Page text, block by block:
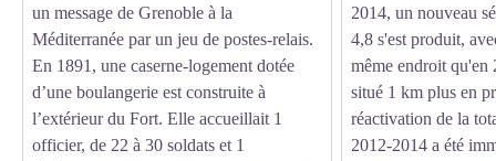
un message de Grenoble à la
Méditerranée par un jeu de postes-relais.
En 1891, une caserne-logement dotée
d’une boulangerie est construite à
l’extérieur du Fort. Elle accueillait 1
officier, de 22 à 30 soldats et 1
2014, un nouveau
4,8 s'est produit,
même endroit qu'en
situé 1 km plus en
réactivation de la
2012-2014 a été